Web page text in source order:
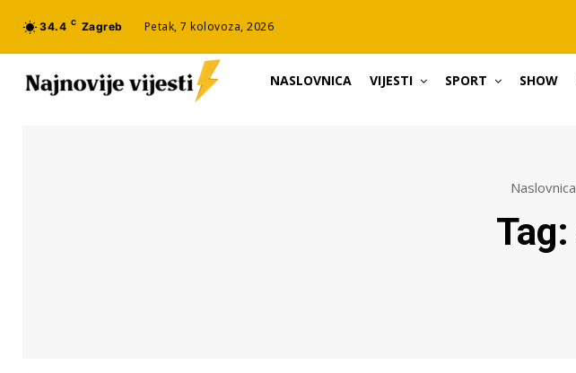
34.4 C Zagreb Petak, 7 kolovoza, 2026
NASLOVNICA VIJESTI SPORT SHOW
Naslovnica
Tag: